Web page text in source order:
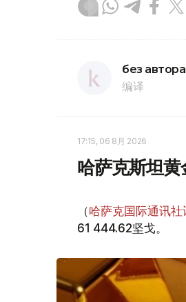
без автора
编译
17:15, 06 8月 2026
哈萨克斯坦
（哈萨克国际通讯社
61 444.62坚戈。